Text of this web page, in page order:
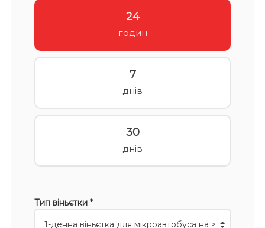
24
годин
7
днів
30
днів
Тип віньєтки *